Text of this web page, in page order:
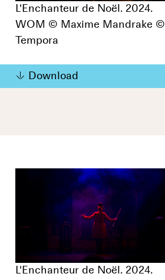
L'Enchanteur de Noël. 2024.
WOM © Maxime Mandrake ©
Tempora
Download
L'Enchanteur de Noël. 2024.